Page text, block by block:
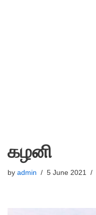
கழனி
by admin 5 June 2021